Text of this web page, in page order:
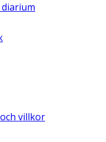
villkor